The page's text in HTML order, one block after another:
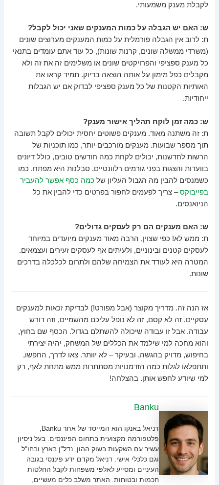
לקבלת מענק משמעותי.
ש: האם יש הגבלה על כמות המענקים שאני יכול לקבל?
ת: לרוב אין הגבלה פורמלית על כמות המענקים מערוצים שונים
(משרדי ממשלה שונים, קרנות שונות), כל עוד אתם עומדים בתנאי
כל מענק ספציפי והפרויקטים שונים או משלימים זה את זה ולא
מקבלים כפל מימון על אותה הוצאה בדיוק. תמיד קראו את
האותיות הקטנות של כל מענק ספציפי לבדוק אם יש הגבלות
ייחודיות.
ש: כמה זמן לוקח תהליך אישור מענק?
ת: זה משתנה מאוד. מענקים פשוטים יחסית יכולים לקבל תשובה
תוך מספר שבועות. מענקים מורכבים יותר, כמו תוכניות של
הרשות לחדשנות, יכולים לקחת כמה חודשים טובים, כולל דיונים
בוועדות והצגות בפני גורמים רלוונטיים. סבלנות היא מפתח. כמו
כשמנסים להבין מה הגבול העליון של כמה כסף אפשר להעביר
בפייבוקס– צריך לפעמים לחפור בפרטים כדי להבין את כל
הניואנסים.
ש: האם מענקים הם רק לעסקים גדולים?
ת: ממש לא! כפי שצוין, הרבה מאוד מענקים מיועדים במיוחד
לעסקים קטנים ובינוניים, ולעיתים אף לעסקים זעירים ועצמאים.
המטרה היא לעודד את הצמיחה שלהם ולתרום לכלכלה בדרכים
שונות.
אז הנה זה. מדריך מקוצר (אבל מפורט!) לבדיקת זכאות למענקים
עסקיים. זה לא קסם, זה לא נופל עליכם מהשמיים, וזה דורש
עבודה. אבל זו עבודה שיכולה להשתלם בגדול. הכסף שם בחוץ,
והוא מחכה למי שילמד את הכללים של המשחק, יהיה יצירתי
בחיפוש, מדויק בהגשה, ובעיקר – לא יוותר. צאו לדרך, החפשו,
ותתפלאו לגלות כמה הזדמנויות מסתתרות ממש מתחת לאף, רק
למי שיודע לחפש אותן. בהצלחה!
Banku
פלטפורמה מקצועית בתחום הפיננסים. בעל ניסיון
עשיר עם השקעות בשוק ההון, נדל"ן בארץ ובחו"ל
וגם כלכלי אישי. דניאל מקדם ידע פיננסי בגובה
העיניים ומסייע לאלפי משפחות לקבל החלטות
חכמות ובטוחות. האתר משלב כלים מעשיים,